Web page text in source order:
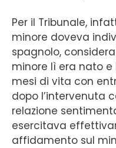
Per il Tribunale,
minore doveva
spagnolo,
minore lì era nato
mesi di vita con
dopo l’intervenuta
relazione
esercitava
affidamento sul